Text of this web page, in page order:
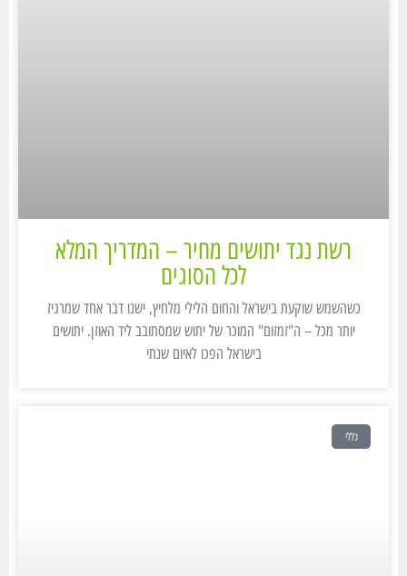
רשת נגד יתושים מחיר – המדריך המלא
לכל הסוגים
כשהשמש שוקעת בישראל והחום הלילי מלחיץ, ישנו דבר אחד שמרגיז
יותר מכל – ה"זמזום" המוכר של יתוש שמסתובב ליד האוזן. יתושים
בישראל הפכו לאיום שנתי
כללי